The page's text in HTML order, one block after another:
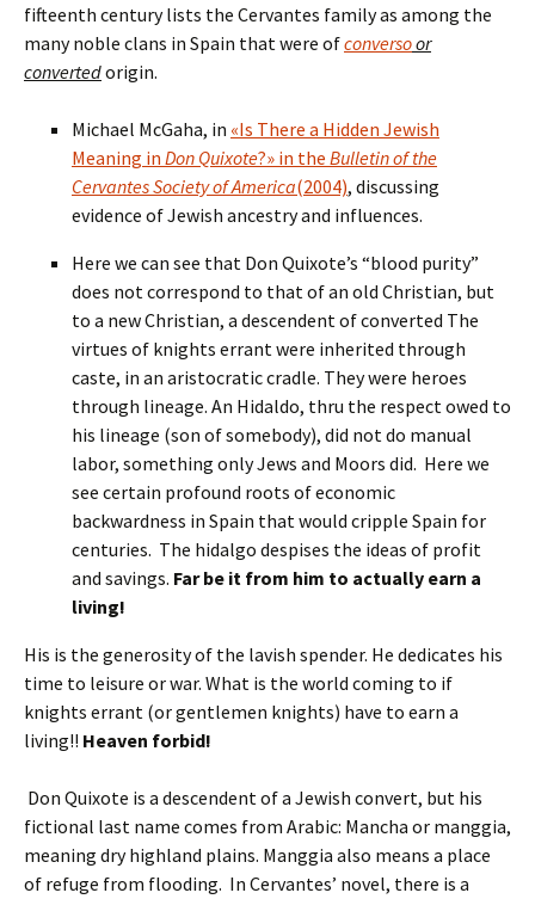
fifteenth century lists the Cervantes family as among the
many noble clans in Spain that were ofconversoor
convertedorigin.
Michael McGaha, in «Is There a Hidden Jewish
Meaning in Don Quixote?» in the Bulletin of the
Cervantes Society of America(2004), discussing
evidence of Jewish ancestry and influences.
Here we can see that Don Quixote’s “blood purity”
does not correspond to that of an old Christian, but
to a new Christian, a descendent of converted The
virtues of knights errant were inherited through
caste, in an aristocratic cradle. They were heroes
through lineage. An Hidaldo, thru the respect owed to
his lineage (son of somebody), did not do manual
labor, something only Jews and Moors did. Here we
see certain profound roots of economic
backwardness in Spain that would cripple Spain for
centuries. The hidalgo despises the ideas of profit
and savings. Far be it from him to actually earn a
living!
His is the generosity of the lavish spender. He dedicates his
time to leisure or war. What is the world coming to if
knights errant (or gentlemen knights) have to earn a
living!! Heaven forbid!
Don Quixote is a descendent of a Jewish convert, but his
fictional last name comes from Arabic: Mancha or manggia,
meaning dry highland plains. Manggia also means a place
of refuge from flooding. In Cervantes’ novel, there is a